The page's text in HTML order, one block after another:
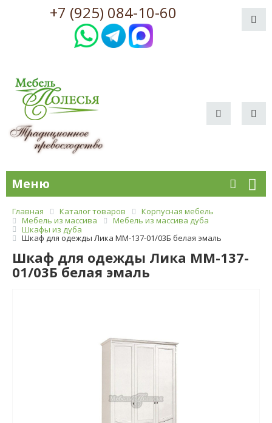
+7 (925) 084-10-60
Меню
Главная Каталог товаров
Корпусная мебель
Мебель из массива
Мебель из массива дуба
Шкафы из дуба
Шкаф для одежды Лика ММ-137-01/03Б белая эмаль
Шкаф для одежды Лика ММ-137-
01/03Б белая эмаль